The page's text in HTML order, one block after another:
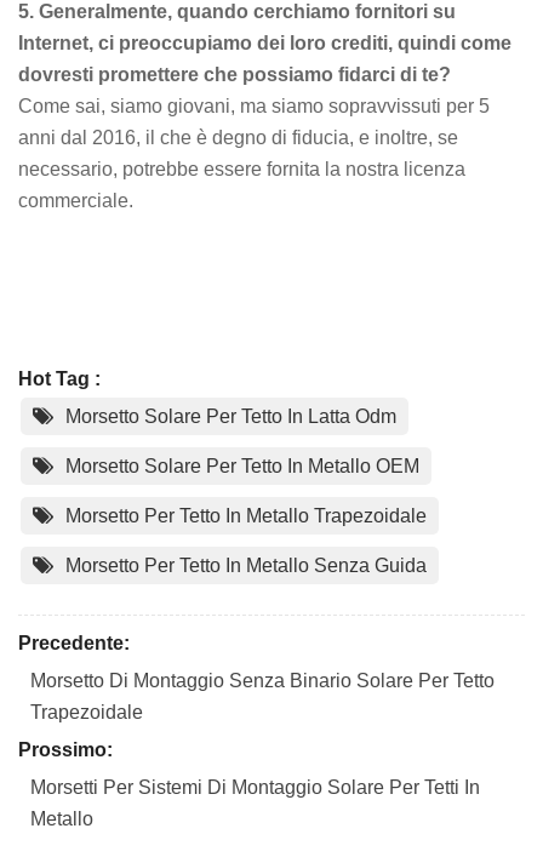
5. Generalmente, quando cerchiamo fornitori su
Internet, ci preoccupiamo dei loro crediti, quindi come
dovresti promettere che possiamo fidarci di te?
Come sai, siamo giovani, ma siamo sopravvissuti per 5
anni dal 2016, il che è degno di fiducia, e inoltre, se
necessario, potrebbe essere fornita la nostra licenza
commerciale.
Hot Tag :
Morsetto Solare Per Tetto In Latta Odm
Morsetto Solare Per Tetto In Metallo OEM
Morsetto Per Tetto In Metallo Trapezoidale
Morsetto Per Tetto In Metallo Senza Guida
Precedente:
Morsetto Di Montaggio Senza Binario Solare Per Tetto
Trapezoidale
Prossimo:
Morsetti Per Sistemi Di Montaggio Solare Per Tetti In
Metallo